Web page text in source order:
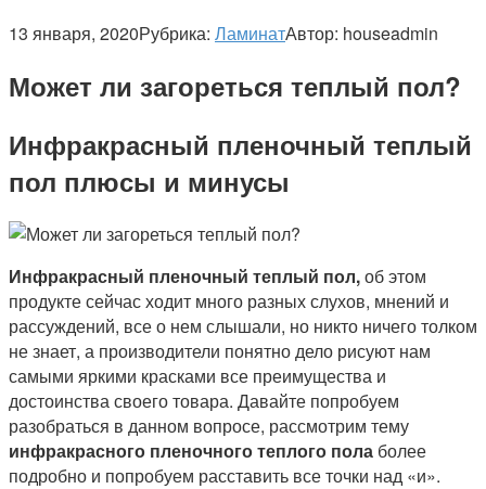
13 января, 2020Рубрика: ЛаминатАвтор: houseadmin
Может ли загореться теплый пол?
Инфракрасный пленочный теплый
пол плюсы и минусы
Инфракрасный пленочный теплый пол,об этом
продукте сейчас ходит много разных слухов, мнений и
рассуждений, все о нем слышали, но никто ничего толком
не знает, а производители понятно дело рисуют нам
самыми яркими красками все преимущества и
достоинства своего товара. Давайте попробуем
разобраться в данном вопросе, рассмотрим тему
инфракрасного пленочного теплого пола более
подробно и попробуем расставить все точки над «и».